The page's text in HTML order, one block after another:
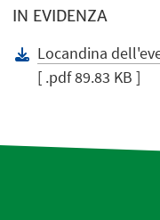
IN EVIDENZA
Locandina
[ .pdf 89.83 KB ]